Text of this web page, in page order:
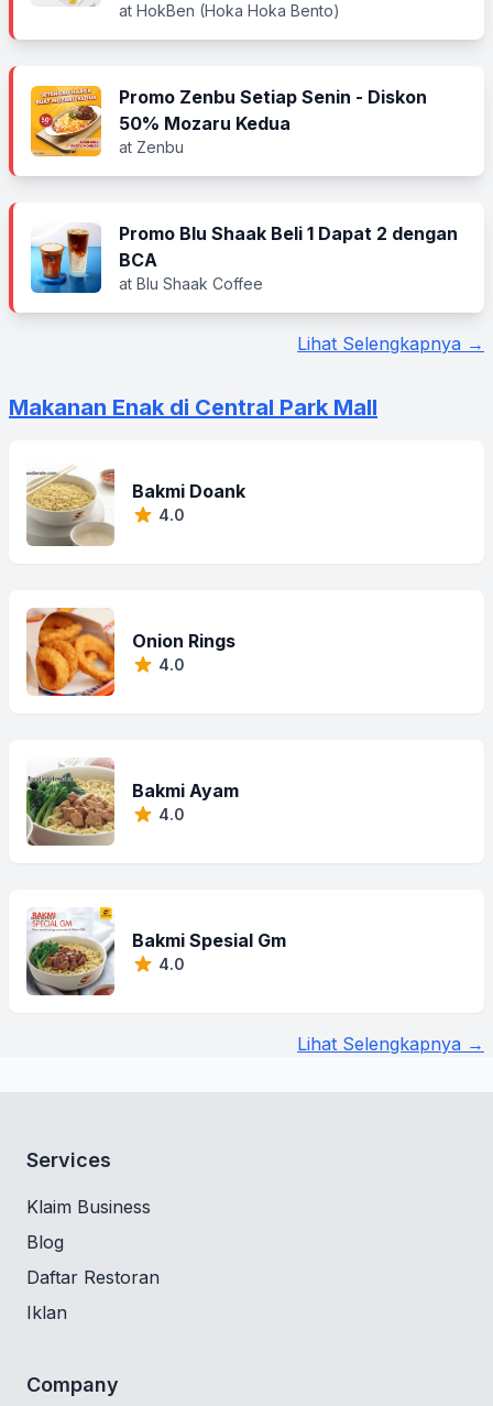
at HokBen (Hoka Hoka Bento)
Promo Zenbu Setiap Senin - Diskon
50% Mozaru Kedua
at Zenbu
Promo Blu Shaak Beli 1 Dapat 2 dengan
BCA
at Blu Shaak Coffee
Lihat Selengkapnya →
Makanan Enak di Central Park Mall
Bakmi Doank
4.0
Onion Rings
4.0
Bakmi Ayam
4.0
Bakmi Spesial Gm
4.0
Lihat Selengkapnya →
Services
Klaim Business
Blog
Daftar Restoran
Iklan
Company